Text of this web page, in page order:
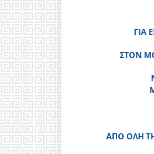
ΓΙΑ
ΣΤΟΝ
ΑΠΟ ΟΛΗ